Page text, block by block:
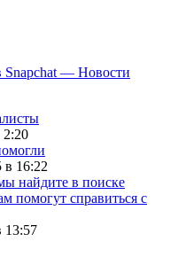
Snapchat — Новости
16:22
найдите в поиске
помогут справиться с
13:57